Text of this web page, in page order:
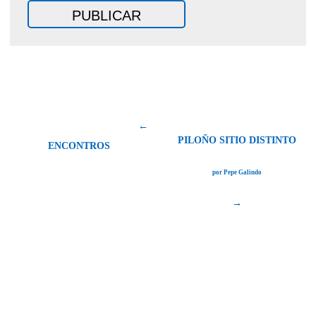
←
ENCONTROS
PILOÑO SITIO DISTINTO
por Pepe Galindo
→